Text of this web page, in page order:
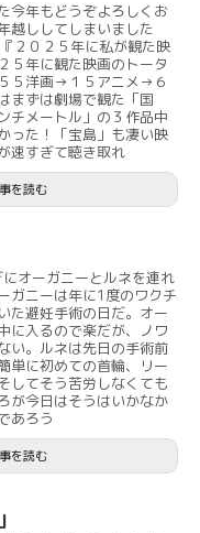
今年もどうぞよろしくお
越ししてしまいました
２０２５年に私が観た映
５年に観た映画のトータ
５洋画→１５アニメ→６
まずは劇場で観た「国
チメートル」の３作品中
った！「宝島」も凄い映
速すぎて聴き取れ
を読む
オーガニーとルネを連れ
ガニーは年に1度のワクチ
た避妊手術の日だ。オー
に入るので楽だが、ノワ
い。ルネは先日の手術前
単に初めての首輪、リー
してそう苦労しなくても
今日はそうはいかなか
あろう
を読む